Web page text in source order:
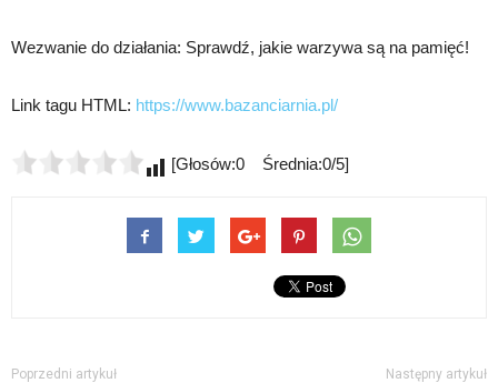
Wezwanie do działania: Sprawdź, jakie warzywa są na pamięć!
Link tagu HTML: https://www.bazanciarnia.pl/
[Głosów:0 Średnia:0/5]
Poprzedni artykuł Następny artykuł